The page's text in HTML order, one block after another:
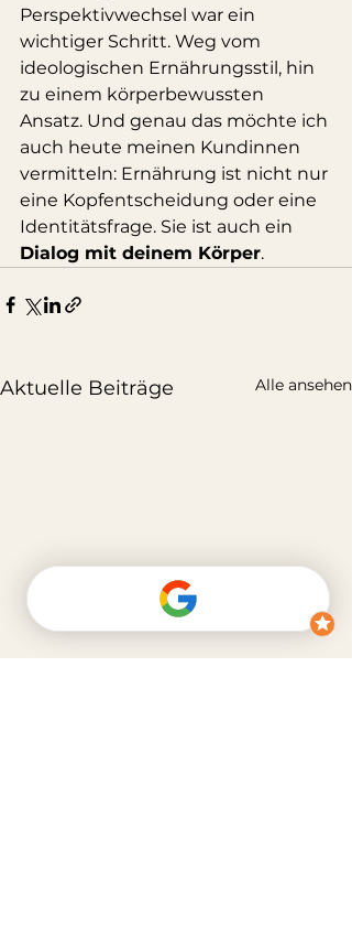
Perspektivwechsel war ein
wichtiger Schritt. Weg vom
ideologischen Ernährungsstil, hin
zu einem körperbewussten
Ansatz. Und genau das möchte ich
auch heute meinen Kundinnen
vermitteln: Ernährung ist nicht nur
eine Kopfentscheidung oder eine
Identitätsfrage. Sie ist auch ein
Dialog mit deinem Körper.
Aktuelle Beiträge Alle ansehen